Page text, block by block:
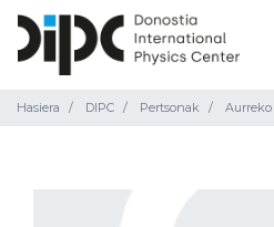
Hasiera DIPC Pertsonak